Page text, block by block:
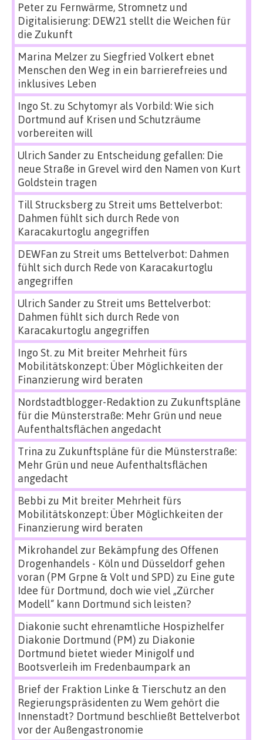
Peterzu Fernwärme, Stromnetz und
Digitalisierung: DEW21 stellt die Weichen für
die Zukunft
Marina Melzerzu Siegfried Volkert ebnet
Menschen den Weg in ein barrierefreies und
inklusives Leben
Ingo St.zu Schytomyr als Vorbild: Wie sich
Dortmund auf Krisen und Schutzräume
vorbereiten will
Ulrich Sanderzu Entscheidung gefallen: Die
neue Straße in Grevel wird den Namen von Kurt
Goldstein tragen
Till Strucksbergzu Streit ums Bettelverbot:
Dahmen fühlt sich durch Rede von
Karacakurtoglu angegriffen
DEWFan zu Streit ums Bettelverbot: Dahmen
fühlt sich durch Rede von Karacakurtoglu
angegriffen
Ulrich Sanderzu Streit ums Bettelverbot:
Dahmen fühlt sich durch Rede von
Karacakurtoglu angegriffen
Ingo St.zu Mit breiter Mehrheit fürs
Mobilitätskonzept: Über Möglichkeiten der
Finanzierung wird beraten
Nordstadtblogger-Redaktion zu Zukunftspläne
für die Münsterstraße: Mehr Grün und neue
Aufenthaltsflächen angedacht
Trina zu Zukunftspläne für die Münsterstraße:
Mehr Grün und neue Aufenthaltsflächen
angedacht
Bebbi zu Mit breiter Mehrheit fürs
Mobilitätskonzept: Über Möglichkeiten der
Finanzierung wird beraten
Mikrohandel zur Bekämpfung des Offenen
Drogenhandels - Köln und Düsseldorf gehen
voran (PM Grpne & Volt und SPD) zu Eine gute
Idee für Dortmund, doch wie viel „Zürcher
Modell“ kann Dortmund sich leisten?
Diakonie sucht ehrenamtliche Hospizhelfer
Diakonie Dortmund (PM) zu Diakonie
Dortmund bietet wieder Minigolf und
Bootsverleih im Fredenbaumpark an
Brief der Fraktion Linke & Tierschutz an den
Regierungspräsidenten zu Wem gehört die
Innenstadt? Dortmund beschließt Bettelverbot
vor der Außengastronomie